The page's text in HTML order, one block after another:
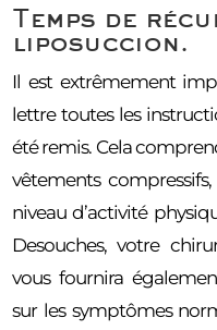
Temps de
liposuccion.
Il est extrêmement
lettre toutes les
été remis. Cela
vêtements
niveau d’activité
Desouches, votre
vous fournira
sur les symptômes